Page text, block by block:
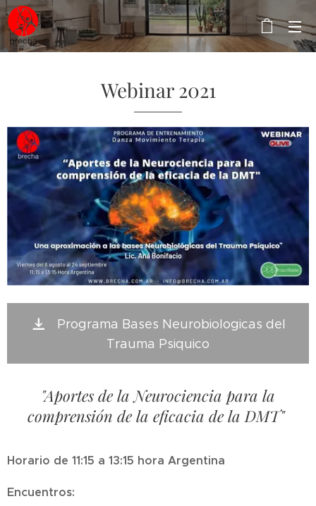
Webinar 2021
Programa Bases Neurobiologicas del
Trauma Psiquico
"Aportes de la Neurociencia para la
comprensión de la eficacia de la DMT"
Horario de 11:15 a 13:15 hora Argentina
Encuentros: